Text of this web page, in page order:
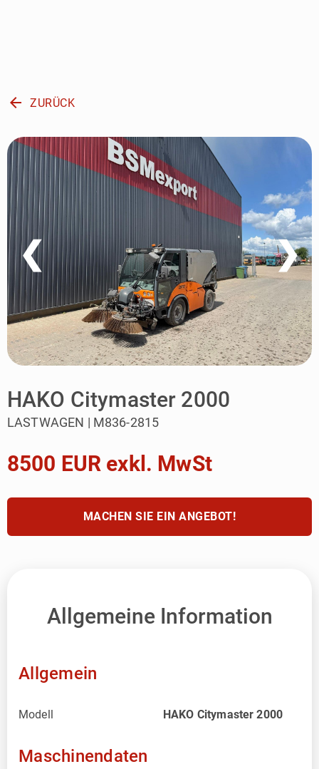
arrow_back ZURÜCK
❮ ❯
HAKO Citymaster 2000
LASTWAGEN | M836-2815
8500 EUR exkl. MwSt
MACHEN SIE EIN ANGEBOT!
Allgemeine Information
Allgemein
Modell HAKO Citymaster 2000
Maschinendaten